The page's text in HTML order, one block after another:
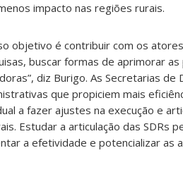
impacto nas regiões rurais.
objetivo é contribuir com os
buscar formas de aprimorar
diz Burigo. As Secretarias
que propiciem mais
a fazer ajustes na execução e
Estudar a articulação das SDRs
a efetividade e potencializar as